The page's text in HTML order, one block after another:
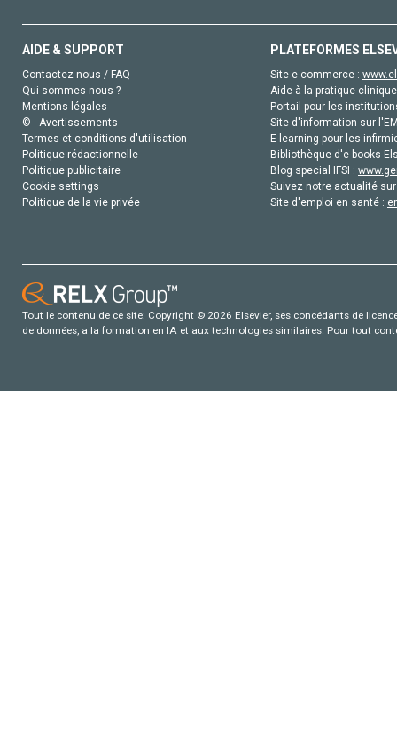
AIDE & SUPPORT
Contactez-nous / FAQ
Qui sommes-nous ?
Mentions légales
© - Avertissements
Termes et conditions d'utilisation
Politique rédactionnelle
Politique publicitaire
Cookie settings
Politique de la vie privée
PLATEFORMES
Site e-commerce :
Aide à la pratique
Portail pour les
Site d'information sur
E-learning pour les
Bibliothèque d'e-books
Blog special IFSI :
Suivez notre actualité
Site d'emploi en santé :
Tout le contenu de ce site: Copyright © 2026 Elsevier, ses concédants de
de données, a la formation en IA et aux technologies similaires. Pour tout